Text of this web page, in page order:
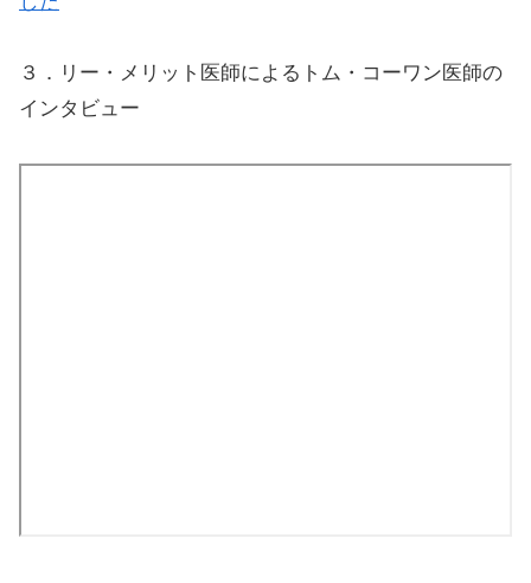
３．リー・メリット医師によるトム・コーワン医師の
インタビュー